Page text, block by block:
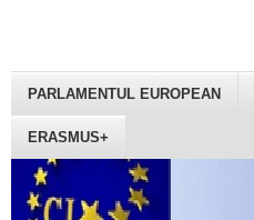
PARLAMENTUL EUROPEAN
ERASMUS+